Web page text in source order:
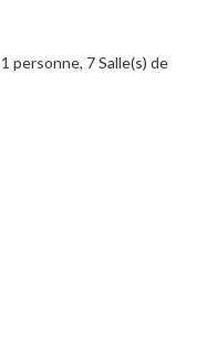
personne, 7 Salle(s) de